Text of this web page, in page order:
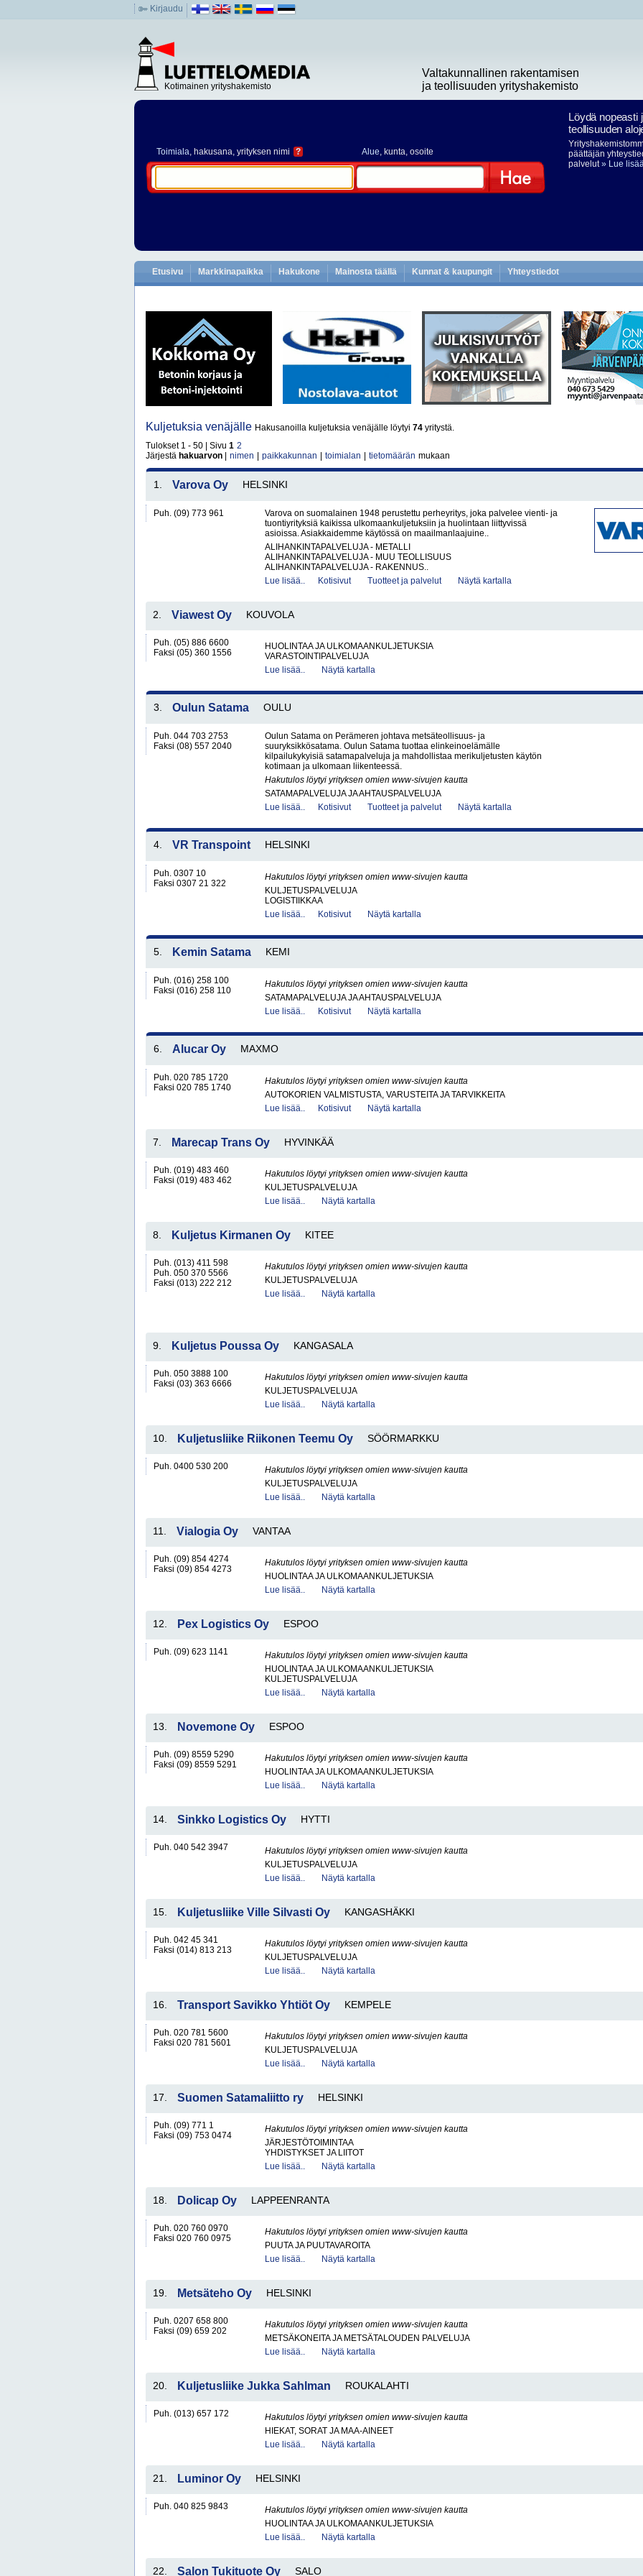
Kirjaudu
Kotimainen yrityshakemisto
Valtakunnallinen rakentamisen
ja teollisuuden yrityshakemisto
Toimiala, hakusana, yrityksen nimi ? Alue, kunta, osoite
Löydä nopeasti
teollisuuden
päättäjän
palvelut» Lue
Etusivu Markkinapaikka Hakukone Mainosta täällä Kunnat & kaupungit Yhteystiedot
Kuljetuksia venäjälle Hakusanoilla kuljetuksia venäjälle löytyi 74 yritystä.
Tulokset 1 - 50 | Sivu 1 2
Järjestä hakuarvon nimen paikkakunnan toimialan tietomäärän mukaan
1. Varova Oy HELSINKI
Puh. (09) 773 961
Varova on suomalainen 1948 perustettu perheyritys, joka palvelee vienti- ja
tuontiyrityksiä kaikissa ulkomaankuljetuksiin ja huolintaan liittyvissä
asioissa. Asiakkaidemme käytössä on maailmanlaajuine..
ALIHANKINTAPALVELUJA - METALLI
ALIHANKINTAPALVELUJA - MUU TEOLLISUUS
ALIHANKINTAPALVELUJA - RAKENNUS..
Lue lisää..
Kotisivut Tuotteet ja palvelut Näytä kartalla
2. Viawest Oy KOUVOLA
Puh. (05) 886 6600
Faksi (05) 360 1556
HUOLINTAA JA ULKOMAANKULJETUKSIA
VARASTOINTIPALVELUJA
Lue lisää..
Näytä kartalla
3. Oulun Satama OULU
Puh. 044 703 2753
Faksi (08) 557 2040
Oulun Satama on Perämeren johtava metsäteollisuus- ja
suuryksikkösatama. Oulun Satama tuottaa elinkeinoelämälle
kilpailukykyisiä satamapalveluja ja mahdollistaa merikuljetusten käytön
kotimaan ja ulkomaan liikenteessä.
Hakutulos löytyi yrityksen omien www-sivujen kautta
SATAMAPALVELUJA JA AHTAUSPALVELUJA
Lue lisää..
Kotisivut Tuotteet ja palvelut Näytä kartalla
4. VR Transpoint HELSINKI
Puh. 0307 10
Faksi 0307 21 322
Hakutulos löytyi yrityksen omien www-sivujen kautta
KULJETUSPALVELUJA
LOGISTIIKKAA
Lue lisää..
Kotisivut Näytä kartalla
5. Kemin Satama KEMI
Puh. (016) 258 100
Faksi (016) 258 110
Hakutulos löytyi yrityksen omien www-sivujen kautta
SATAMAPALVELUJA JA AHTAUSPALVELUJA
Lue lisää..
Kotisivut Näytä kartalla
6. Alucar Oy MAXMO
Puh. 020 785 1720
Faksi 020 785 1740
Hakutulos löytyi yrityksen omien www-sivujen kautta
AUTOKORIEN VALMISTUSTA, VARUSTEITA JA TARVIKKEITA
Lue lisää..
Kotisivut Näytä kartalla
7. Marecap Trans Oy HYVINKÄÄ
Puh. (019) 483 460
Faksi (019) 483 462
Hakutulos löytyi yrityksen omien www-sivujen kautta
KULJETUSPALVELUJA
Lue lisää..
Näytä kartalla
8. Kuljetus Kirmanen Oy KITEE
Puh. (013) 411 598
Puh. 050 370 5566
Faksi (013) 222 212
Hakutulos löytyi yrityksen omien www-sivujen kautta
KULJETUSPALVELUJA
Lue lisää..
Näytä kartalla
9. Kuljetus Poussa Oy KANGASALA
Puh. 050 3888 100
Faksi (03) 363 6666
Hakutulos löytyi yrityksen omien www-sivujen kautta
KULJETUSPALVELUJA
Lue lisää..
Näytä kartalla
10. Kuljetusliike Riikonen Teemu Oy SÖÖRMARKKU
Puh. 0400 530 200
Hakutulos löytyi yrityksen omien www-sivujen kautta
KULJETUSPALVELUJA
Lue lisää..
Näytä kartalla
11. Vialogia Oy VANTAA
Puh. (09) 854 4274
Faksi (09) 854 4273
Hakutulos löytyi yrityksen omien www-sivujen kautta
HUOLINTAA JA ULKOMAANKULJETUKSIA
Lue lisää..
Näytä kartalla
12. Pex Logistics Oy ESPOO
Puh. (09) 623 1141
Hakutulos löytyi yrityksen omien www-sivujen kautta
HUOLINTAA JA ULKOMAANKULJETUKSIA
KULJETUSPALVELUJA
Lue lisää..
Näytä kartalla
13. Novemone Oy ESPOO
Puh. (09) 8559 5290
Faksi (09) 8559 5291
Hakutulos löytyi yrityksen omien www-sivujen kautta
HUOLINTAA JA ULKOMAANKULJETUKSIA
Lue lisää..
Näytä kartalla
14. Sinkko Logistics Oy HYTTI
Puh. 040 542 3947
Hakutulos löytyi yrityksen omien www-sivujen kautta
KULJETUSPALVELUJA
Lue lisää..
Näytä kartalla
15. Kuljetusliike Ville Silvasti Oy KANGASHÄKKI
Puh. 042 45 341
Faksi (014) 813 213
Hakutulos löytyi yrityksen omien www-sivujen kautta
KULJETUSPALVELUJA
Lue lisää..
Näytä kartalla
16. Transport Savikko Yhtiöt Oy KEMPELE
Puh. 020 781 5600
Faksi 020 781 5601
Hakutulos löytyi yrityksen omien www-sivujen kautta
KULJETUSPALVELUJA
Lue lisää..
Näytä kartalla
17. Suomen Satamaliitto ry HELSINKI
Puh. (09) 771 1
Faksi (09) 753 0474
Hakutulos löytyi yrityksen omien www-sivujen kautta
JÄRJESTÖTOIMINTAA
YHDISTYKSET JA LIITOT
Lue lisää..
Näytä kartalla
18. Dolicap Oy LAPPEENRANTA
Puh. 020 760 0970
Faksi 020 760 0975
Hakutulos löytyi yrityksen omien www-sivujen kautta
PUUTA JA PUUTAVAROITA
Lue lisää..
Näytä kartalla
19. Metsäteho Oy HELSINKI
Puh. 0207 658 800
Faksi (09) 659 202
Hakutulos löytyi yrityksen omien www-sivujen kautta
METSÄKONEITA JA METSÄTALOUDEN PALVELUJA
Lue lisää..
Näytä kartalla
20. Kuljetusliike Jukka Sahlman ROUKALAHTI
Puh. (013) 657 172
Hakutulos löytyi yrityksen omien www-sivujen kautta
HIEKAT, SORAT JA MAA-AINEET
Lue lisää..
Näytä kartalla
21. Luminor Oy HELSINKI
Puh. 040 825 9843
Hakutulos löytyi yrityksen omien www-sivujen kautta
HUOLINTAA JA ULKOMAANKULJETUKSIA
Lue lisää..
Näytä kartalla
22. Salon Tukituote Oy SALO